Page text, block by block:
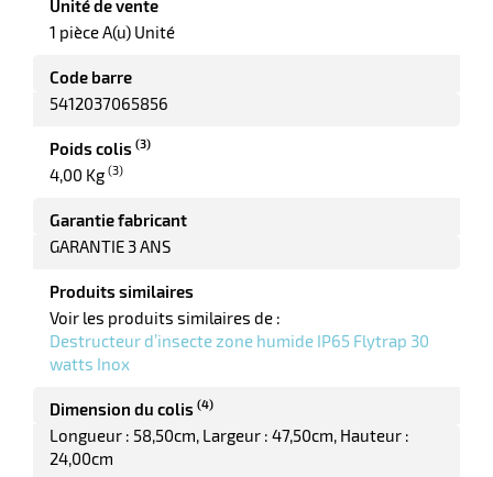
Unité de vente
1 pièce A(u) Unité
Code barre
5412037065856
Poids colis (3)
4,00 Kg (3)
Garantie fabricant
GARANTIE 3 ANS
Produits similaires
Voir les produits similaires de :
Destructeur d’insecte zone humide IP65 Flytrap 30
watts Inox
Dimension du colis (4)
Longueur : 58,50cm Largeur : 47,50cm Hauteur :
24,00cm